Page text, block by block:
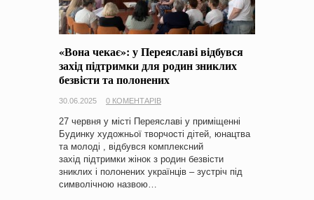
«Вона чекає»: у Переяславі відбувся
захід підтримки для родин зниклих
безвісти та полонених
30.06.2025 0 КОМЕНТАРІВ
27 червня у місті Переяславі у приміщенні
Будинку художньої творчості дітей, юнацтва
та молоді , відбувся комплексний
захід підтримки жінок з родин безвісти
зниклих і полонених українців – зустріч під
символічною назвою…